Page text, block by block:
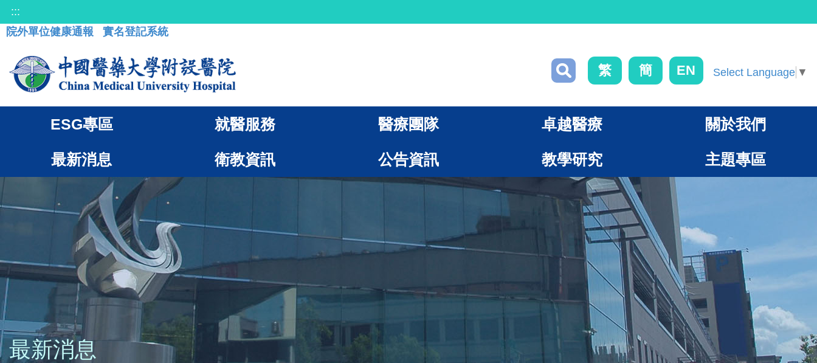
:::
院外單位健康通報
實名登記系統
繁 簡 EN Select Language ▼
ESG專區 就醫服務 醫療團隊 卓越醫療 關於我們
最新消息 衛教資訊 公告資訊 教學研究 主題專區
最新消息